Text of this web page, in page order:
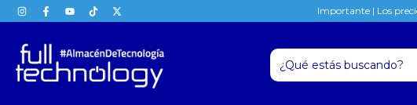
Importante | Los